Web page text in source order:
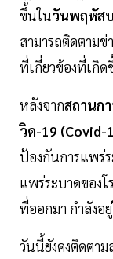
ขึ้นในวันพฤหัส
สามารถติดตาม
ที่เกี่ยวข้องที่เกิ
หลังจากสถานก
วิด-19 (Covid-
ป้องกันการแพร่
แพร่ระบาดของ
ที่ออกมา กำลังอ
วันนี้ยังคงติดตาม